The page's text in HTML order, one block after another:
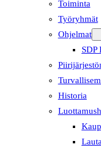
Toiminta
Työryhmät
Ohjelmat
Historia